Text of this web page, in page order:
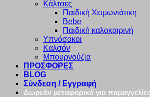
Κάλτσες
Παιδική Χειμωνιάτικη
Bebe
Παιδική καλοκαιρινή
Υπνόσακοι
Καλσόν
Μπουρνούζια
ΠΡΟΣΦΟΡΕΣ
BLOG
Σύνδεση / Εγγραφή
Δωρεάν μεταφορικά για